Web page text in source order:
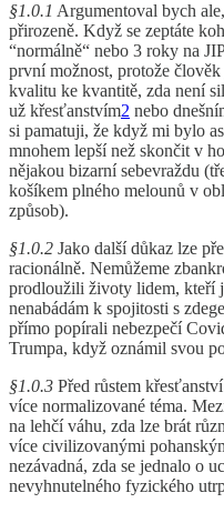
§1.0.1 Argumentoval bych
přirozeně. Když se zeptáte
“normálně“ nebo 3 roky na
první možnost, protože
kvalitu ke kvantitě, zda není
už křesťanstvím2 nebo
si pamatuji, že když mi bylo
mnohem lepší než skončit v
nějakou bizarní sebevraždu
košíkem plného melounů v
způsob).
§1.0.2 Jako další důkaz lze
racionálně. Nemůžeme
prodloužili životy lidem, kteří
nenabádám k spojitosti s
přímo popírali nebezpečí
Trumpa, když oznámil svou
§1.0.3 Před růstem
více normalizované téma.
na lehčí váhu, zda lze brát
více civilizovanými
nezávadná, zda se jednalo o
nevyhnutelného fyzického